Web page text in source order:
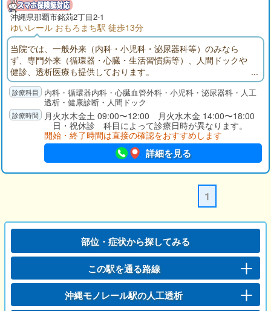
沖縄県那覇市銘苅2丁目2-1
ゆいレール おもろまち駅 徒歩13分
当院では、一般外来（内科・小児科・泌尿器科等）のみなら
ず、専門外来（循環器・心臓・生活習慣病等）、人間ドックや
健診、透析医療も提供しております。
内科・循環器内科・心臓血管外科・小児科・泌尿器科・人工
透析・健康診断・人間ドック
月火水木金土 09:00〜12:00 月火水木金 14:00〜18:00
日・祝休診 科目によって診療日時が異なります。
開始・終了時間は直接の確認をおすすめします
詳細を見る
1
部位・症状から探してみる
この駅を通る路線
沖縄モノレール駅の人工透析